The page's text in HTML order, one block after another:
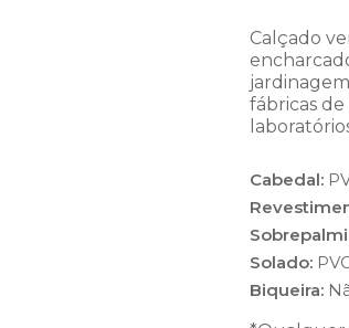
Calçado
fábricas de
Cabedal:
Solado:
Biqueira: